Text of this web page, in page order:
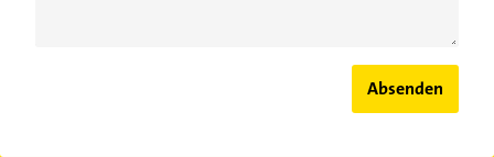
Absenden